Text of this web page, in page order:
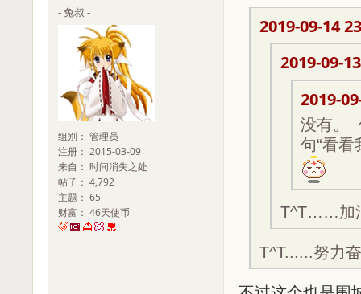
- 兔叔 -
组别： 管理员
注册： 2015-03-09
来自： 时间消失之处
帖子： 4,792
主题： 65
财富： 46天使币
2019-09-14
2019-09-
2019-
没有。
句“看
T^T……
T^T......努力